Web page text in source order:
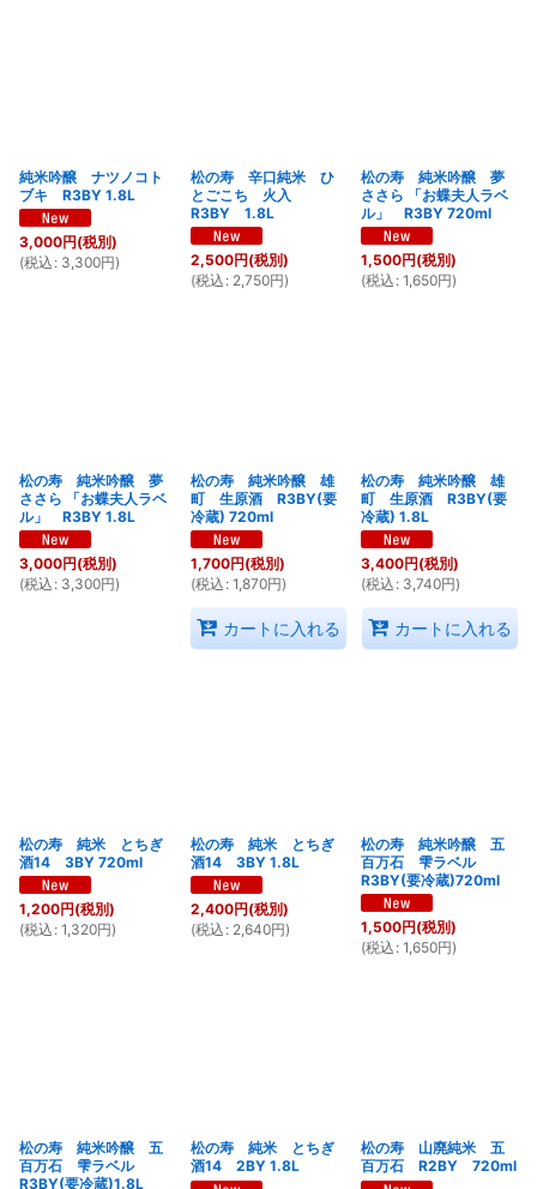
純米吟醸 ナツノコト
ブキ R3BY 1.8L
3,000円(税別)
(税込 : 3,300円)
松の寿 辛口純米 ひ
とごこち 火入
R3BY 1.8L
2,500円(税別)
(税込 : 2,750円)
松の寿 純米吟醸 夢
ささら 「お蝶夫人ラベ
ル」 R3BY 720ml
1,500円(税別)
(税込 : 1,650円)
松の寿 純米吟醸 夢
ささら 「お蝶夫人ラベ
ル」 R3BY 1.8L
3,000円(税別)
(税込 : 3,300円)
松の寿 純米吟醸 雄
町 生原酒 R3BY(要
冷蔵) 720ml
1,700円(税別)
(税込 : 1,870円)
カートに入れる
松の寿 純米吟醸 雄
町 生原酒 R3BY(要
冷蔵) 1.8L
3,400円(税別)
(税込 : 3,740円)
カートに入れる
松の寿 純米 とちぎ
酒14 3BY 720ml
1,200円(税別)
(税込 : 1,320円)
松の寿 純米 とちぎ
酒14 3BY 1.8L
2,400円(税別)
(税込 : 2,640円)
松の寿 純米吟醸 五
百万石 雫ラベル
R3BY(要冷蔵)720ml
1,500円(税別)
(税込 : 1,650円)
松の寿 純米吟醸 五
百万石 雫ラベル
R3BY(要冷蔵)1.8L
松の寿 純米 とちぎ
酒14 2BY 1.8L
松の寿 山廃純米 五
百万石 R2BY 720ml